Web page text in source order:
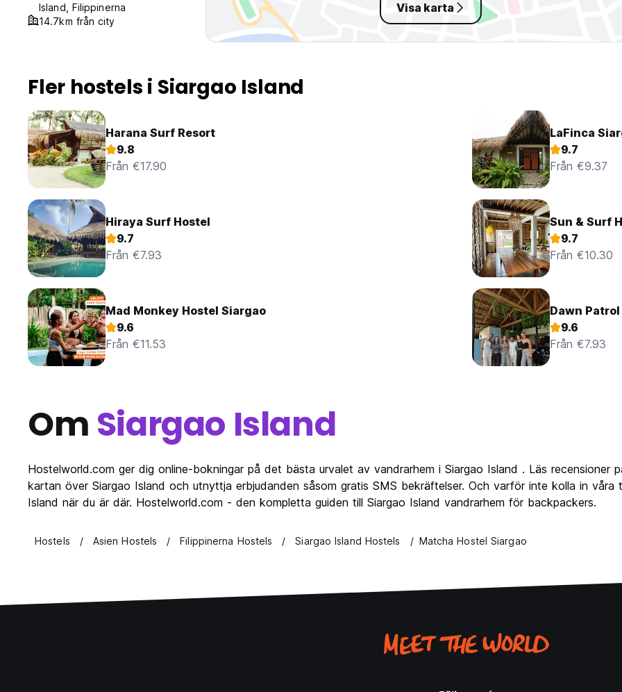
Island, Filippinerna
14.7km från city
Visa karta
Fler hostels i Siargao Island
Harana Surf Resort
9.8
Från €17.90
LaFinca
9.7
Från €9.37
Hiraya Surf Hostel
9.7
Från €7.93
Sun & Surf
9.7
Från €10.30
Mad Monkey Hostel Siargao
9.6
Från €11.53
Dawn
9.6
Från €7.93
Om Siargao Island
Hostelworld.com ger dig online-bokningar på det bästa urvalet av vandrarhem i Siargao Island . Läs recensioner
kartan över Siargao Island och utnyttja erbjudanden såsom gratis SMS bekräftelser. Och varför inte kolla in
Island när du är där. Hostelworld.com - den kompletta guiden till Siargao Island vandrarhem för backpackers.
Hostels Asien Hostels Filippinerna Hostels Siargao Island Hostels Matcha Hostel Siargao